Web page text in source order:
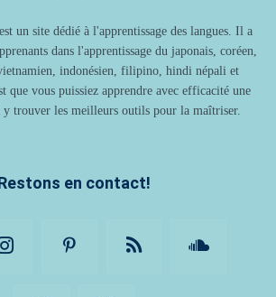
un site dédié à l'apprentissage des langues. Il a
dans l'apprentissage du japonais, coréen,
indonésien, filipino, hindi népali et
que vous puissiez apprendre avec efficacité une
y trouver les meilleurs outils pour la maîtriser.
en contact!